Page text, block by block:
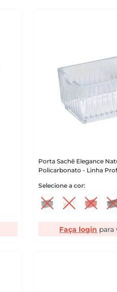
Porta Sachê Elegance
Policarbonato - Linha
Faça login